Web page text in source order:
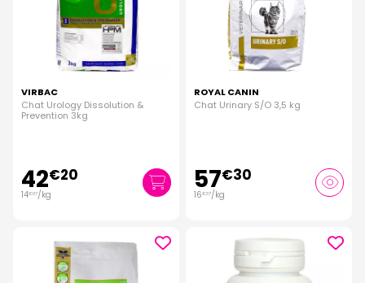
VIRBAC
Chat Urology Dissolution &
Prevention 3kg
42€20
14€07/kg
ROYAL CANIN
Chat Urinary S/O 3,5 kg
57€30
16€37/kg